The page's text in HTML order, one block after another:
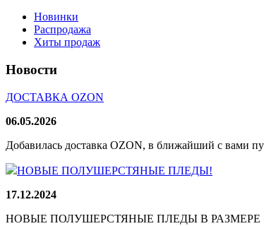
Новинки
Распродажа
Хиты продаж
Новости
ДОСТАВКА OZON
06.05.2026
Добавилась доставка OZON, в ближайший с вами
НОВЫЕ ПОЛУШЕРСТЯНЫЕ ПЛЕДЫ!
17.12.2024
НОВЫЕ ПОЛУШЕРСТЯНЫЕ ПЛЕДЫ В РАЗМЕРЕ